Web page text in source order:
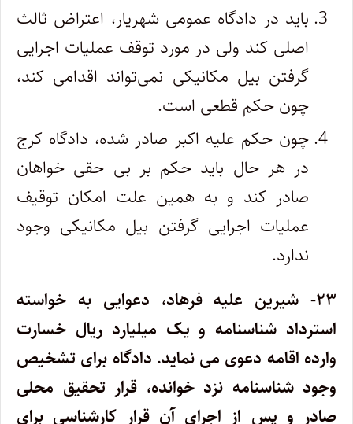
باید در دادگاه عمومی شهریار، اعتراض ثالث
اصلی کند ولی در مورد توقف عملیات اجرایی
گرفتن بیل مکانیکی نمی‌تواند اقدامی کند،
چون حکم قطعی است.
چون حکم علیه اکبر صادر شده، دادگاه کرج
در هر حال باید حکم بر بی حقی خواهان
صادر کند و به همین علت امکان توقیف
عملیات اجرایی گرفتن بیل مکانیکی وجود
ندارد.
۲۳- شیرین علیه فرهاد، دعوایی به خواسته
استرداد شناسنامه و یک میلیارد ریال خسارت
وارده اقامه دعوی می نماید. دادگاه برای تشخیص
وجود شناسنامه نزد خوانده، قرار تحقیق محلی
صادر و پس از اجرای آن قرار کارشناسی برای